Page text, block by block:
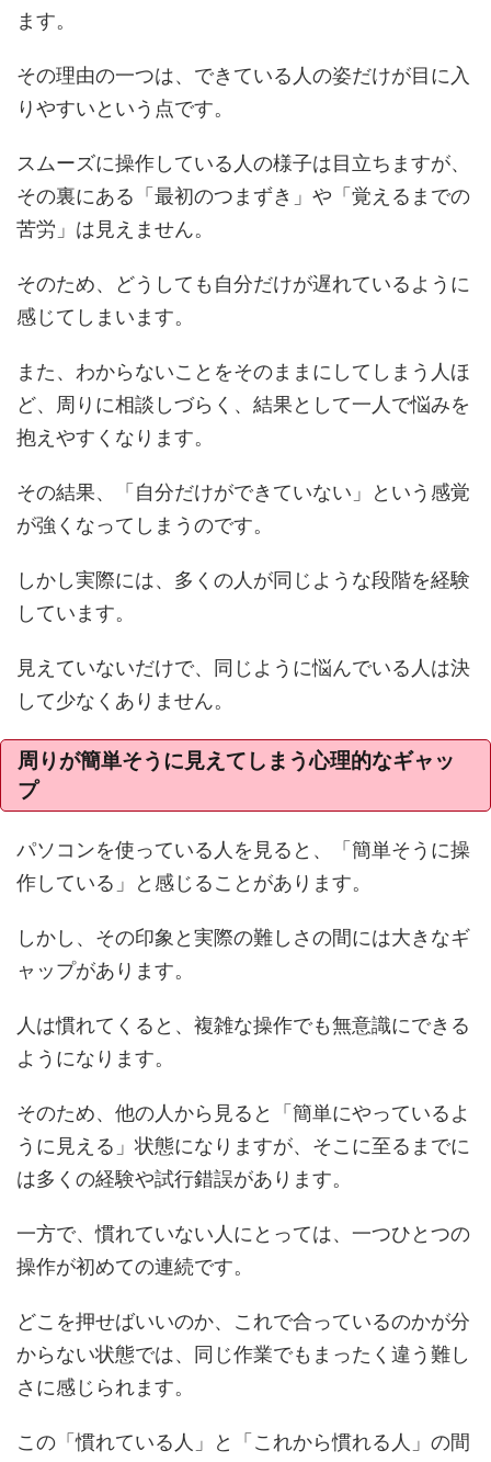
ます。
その理由の一つは、できている人の姿だけが目に入
りやすいという点です。
スムーズに操作している人の様子は目立ちますが、
その裏にある「最初のつまずき」や「覚えるまでの
苦労」は見えません。
そのため、どうしても自分だけが遅れているように
感じてしまいます。
また、わからないことをそのままにしてしまう人ほ
ど、周りに相談しづらく、結果として一人で悩みを
抱えやすくなります。
その結果、「自分だけができていない」という感覚
が強くなってしまうのです。
しかし実際には、多くの人が同じような段階を経験
しています。
見えていないだけで、同じように悩んでいる人は決
して少なくありません。
周りが簡単そうに見えてしまう心理的なギャッ
プ
パソコンを使っている人を見ると、「簡単そうに操
作している」と感じることがあります。
しかし、その印象と実際の難しさの間には大きなギ
ャップがあります。
人は慣れてくると、複雑な操作でも無意識にできる
ようになります。
そのため、他の人から見ると「簡単にやっているよ
うに見える」状態になりますが、そこに至るまでに
は多くの経験や試行錯誤があります。
一方で、慣れていない人にとっては、一つひとつの
操作が初めての連続です。
どこを押せばいいのか、これで合っているのかが分
からない状態では、同じ作業でもまったく違う難し
さに感じられます。
この「慣れている人」と「これから慣れる人」の間